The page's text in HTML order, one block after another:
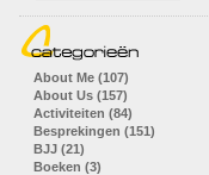
About Me (107)
About Us (157)
Activiteiten (84)
Besprekingen (151)
BJJ (21)
Boeken (3)